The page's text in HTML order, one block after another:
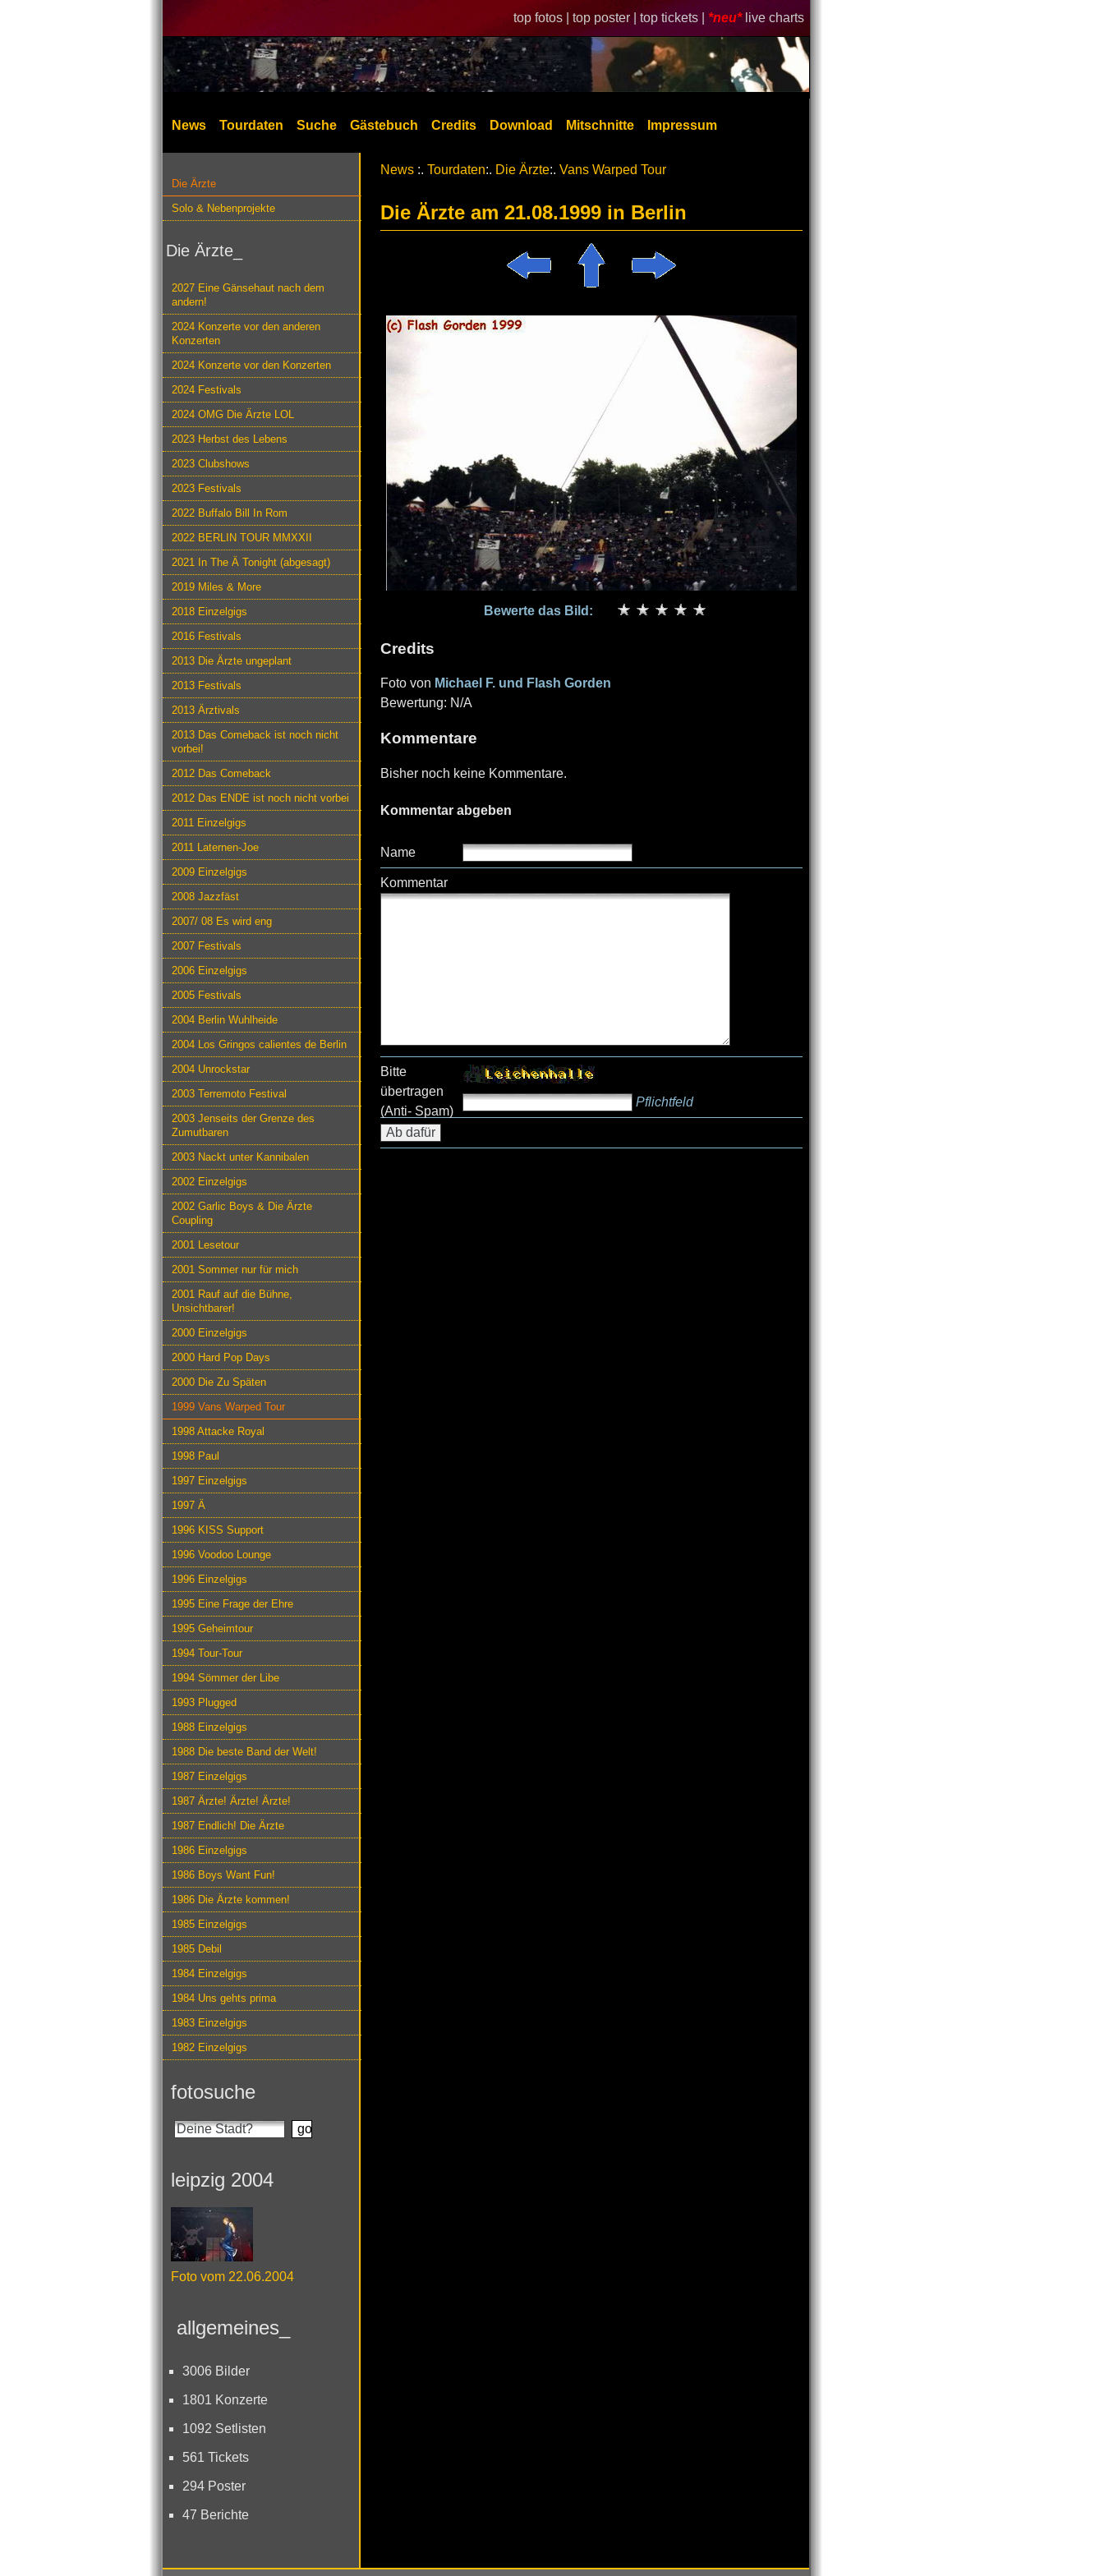
top fotos | top poster | top tickets | *neu* live charts
News Tourdaten Suche Gästebuch Credits Download Mitschnitte Impressum
Die Ärzte
Solo & Nebenprojekte
Die Ärzte_
2027 Eine Gänsehaut nach dem
andern!
2024 Konzerte vor den anderen
Konzerten
2024 Konzerte vor den Konzerten
2024 Festivals
2024 OMG Die Ärzte LOL
2023 Herbst des Lebens
2023 Clubshows
2023 Festivals
2022 Buffalo Bill In Rom
2022 BERLIN TOUR MMXXII
2021 In The Ä Tonight (abgesagt)
2019 Miles & More
2018 Einzelgigs
2016 Festivals
2013 Die Ärzte ungeplant
2013 Festivals
2013 Ärztivals
2013 Das Comeback ist noch nicht
vorbei!
2012 Das Comeback
2012 Das ENDE ist noch nicht vorbei
2011 Einzelgigs
2011 Laternen-Joe
2009 Einzelgigs
2008 Jazzfäst
2007/ 08 Es wird eng
2007 Festivals
2006 Einzelgigs
2005 Festivals
2004 Berlin Wuhlheide
2004 Los Gringos calientes de Berlin
2004 Unrockstar
2003 Terremoto Festival
2003 Jenseits der Grenze des
Zumutbaren
2003 Nackt unter Kannibalen
2002 Einzelgigs
2002 Garlic Boys & Die Ärzte
Coupling
2001 Lesetour
2001 Sommer nur für mich
2001 Rauf auf die Bühne,
Unsichtbarer!
2000 Einzelgigs
2000 Hard Pop Days
2000 Die Zu Späten
1999 Vans Warped Tour
1998 Attacke Royal
1998 Paul
1997 Einzelgigs
1997 Ä
1996 KISS Support
1996 Voodoo Lounge
1996 Einzelgigs
1995 Eine Frage der Ehre
1995 Geheimtour
1994 Tour-Tour
1994 Sömmer der Libe
1993 Plugged
1988 Einzelgigs
1988 Die beste Band der Welt!
1987 Einzelgigs
1987 Ärzte! Ärzte! Ärzte!
1987 Endlich! Die Ärzte
1986 Einzelgigs
1986 Boys Want Fun!
1986 Die Ärzte kommen!
1985 Einzelgigs
1985 Debil
1984 Einzelgigs
1984 Uns gehts prima
1983 Einzelgigs
1982 Einzelgigs
fotosuche
leipzig 2004
Foto vom 22.06.2004
allgemeines_
3006 Bilder
1801 Konzerte
1092 Setlisten
561 Tickets
294 Poster
47 Berichte
News :. Tourdaten:. Die Ärzte:. Vans Warped Tour
Die Ärzte am 21.08.1999 in Berlin
Bewerte das Bild:
Credits
Foto von Michael F. und Flash Gorden
Bewertung: N/A
Kommentare
Bisher noch keine Kommentare.
Kommentar abgeben
Name
Kommentar
Bitte
übertragen
(Anti- Spam)
Pflichtfeld